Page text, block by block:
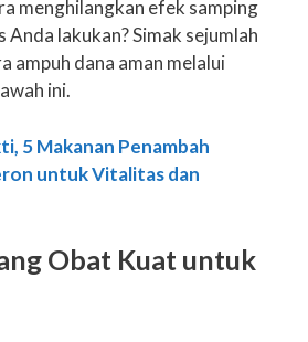
menghilangkan efek samping
Anda lakukan? Simak sejumlah
ampuh dana aman melalui
ini.
5 Makanan Penambah
untuk Vitalitas dan
Obat Kuat untuk